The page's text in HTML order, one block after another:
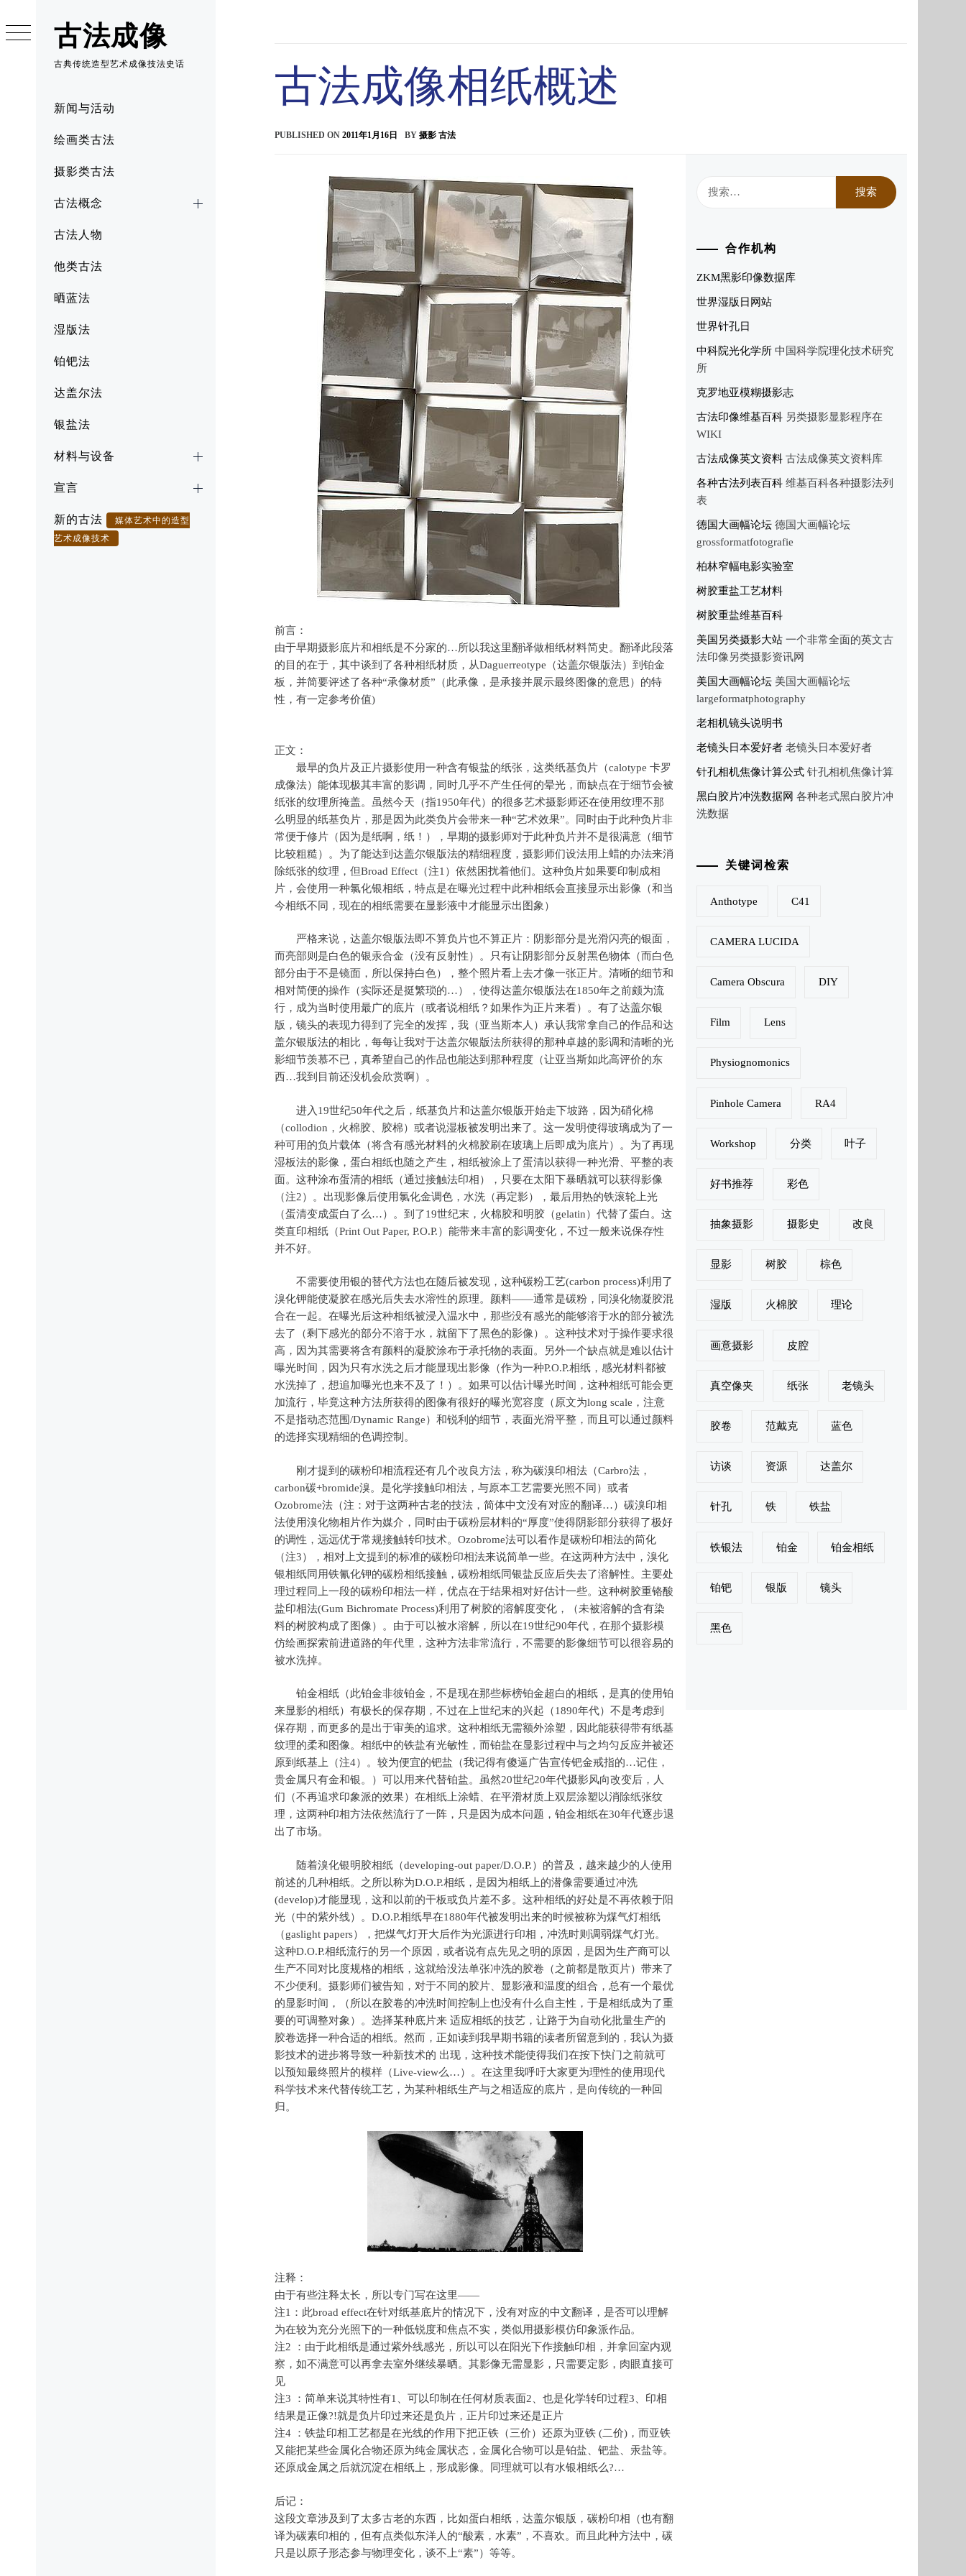
古法成像
古典传统造型艺术成像技法史话
Primary
Menu
新闻与活动
绘画类古法
摄影类古法
古法概念
古法人物
他类古法
晒蓝法
湿版法
铂钯法
达盖尔法
银盐法
材料与设备
宣言
新的古法
媒体艺术中的造型
艺术成像技术
to
content
古法成像相纸概述
PUBLISHED ON2011年1月16日 BY摄影 古法
前言：
由于早期摄影底片和相纸是不分家的…所以我这里翻译做相纸材料简史。翻译此段落
的目的在于，其中谈到了各种相纸材质，从Daguerreotype（达盖尔银版法）到铂金
板，并简要评述了各种“承像材质”（此承像，是承接并展示最终图像的意思）的特
性，有一定参考价值)
正文：
最早的负片及正片摄影使用一种含有银盐的纸张，这类纸基负片（calotype 卡罗
成像法）能体现极其丰富的影调，同时几乎不产生任何的晕光，而缺点在于细节会被
纸张的纹理所掩盖。虽然今天（指1950年代）的很多艺术摄影师还在使用纹理不那
么明显的纸基负片，那是因为此类负片会带来一种“艺术效果”。同时由于此种负片非
常便于修片（因为是纸啊，纸！），早期的摄影师对于此种负片并不是很满意（细节
比较粗糙）。为了能达到达盖尔银版法的精细程度，摄影师们设法用上蜡的办法来消
除纸张的纹理，但Broad Effect（注1）依然困扰着他们。这种负片如果要印制成相
片，会使用一种氯化银相纸，特点是在曝光过程中此种相纸会直接显示出影像（和当
今相纸不同，现在的相纸需要在显影液中才能显示出图象）
严格来说，达盖尔银版法即不算负片也不算正片：阴影部分是光滑闪亮的银面，
而亮部则是白色的银汞合金（没有反射性）。只有让阴影部分反射黑色物体（而白色
部分由于不是镜面，所以保持白色），整个照片看上去才像一张正片。清晰的细节和
相对简便的操作（实际还是挺繁琐的…），使得达盖尔银版法在1850年之前颇为流
行，成为当时使用最广的底片（或者说相纸？如果作为正片来看）。有了达盖尔银
版，镜头的表现力得到了完全的发挥，我（亚当斯本人）承认我常拿自己的作品和达
盖尔银版法的相比，每每让我对于达盖尔银版法所获得的那种卓越的影调和清晰的光
影细节羡慕不已，真希望自己的作品也能达到那种程度（让亚当斯如此高评价的东
西…我到目前还没机会欣赏啊）。
进入19世纪50年代之后，纸基负片和达盖尔银版开始走下坡路，因为硝化棉
（collodion，火棉胶、胶棉）或者说湿板被发明出来了。这一发明使得玻璃成为了一
种可用的负片载体（将含有感光材料的火棉胶刷在玻璃上后即成为底片）。为了再现
湿板法的影像，蛋白相纸也随之产生，相纸被涂上了蛋清以获得一种光滑、平整的表
面。这种涂布蛋清的相纸（通过接触法印相），只要在太阳下暴晒就可以获得影像
（注2）。出现影像后使用氯化金调色，水洗（再定影），最后用热的铁滚轮上光
（蛋清变成蛋白了么…）。到了19世纪末，火棉胶和明胶（gelatin）代替了蛋白。这
类直印相纸（Print Out Paper, P.O.P.）能带来丰富的影调变化，不过一般来说保存性
并不好。
不需要使用银的替代方法也在随后被发现，这种碳粉工艺(carbon process)利用了
溴化钾能使凝胶在感光后失去水溶性的原理。颜料——通常是碳粉，同溴化物凝胶混
合在一起。在曝光后这种相纸被浸入温水中，那些没有感光的能够溶于水的部分被洗
去了（剩下感光的部分不溶于水，就留下了黑色的影像）。这种技术对于操作要求很
高，因为其需要将含有颜料的凝胶涂布于承托物的表面。另外一个缺点就是难以估计
曝光时间，因为只有水洗之后才能显现出影像（作为一种P.O.P.相纸，感光材料都被
水洗掉了，想追加曝光也来不及了！）。如果可以估计曝光时间，这种相纸可能会更
加流行，毕竟这种方法所获得的图像有很好的曝光宽容度（原文为long scale，注意
不是指动态范围/Dynamic Range）和锐利的细节，表面光滑平整，而且可以通过颜料
的选择实现精细的色调控制。
刚才提到的碳粉印相流程还有几个改良方法，称为碳溴印相法（Carbro法，
carbon碳+bromide溴。是化学接触印相法，与原本工艺需要光照不同）或者
Ozobrome法（注：对于这两种古老的技法，简体中文没有对应的翻译…）碳溴印相
法使用溴化物相片作为媒介，同时由于碳粉层材料的“厚度”使得阴影部分获得了极好
的调性，远远优于常规接触转印技术。Ozobrome法可以看作是碳粉印相法的简化
（注3），相对上文提到的标准的碳粉印相法来说简单一些。在这两种方法中，溴化
银相纸同用铁氰化钾的碳粉相纸接触，碳粉相纸同银盐反应后失去了溶解性。主要处
理过程同上一段的碳粉印相法一样，优点在于结果相对好估计一些。这种树胶重铬酸
盐印相法(Gum Bichromate Process)利用了树胶的溶解度变化，（未被溶解的含有染
料的树胶构成了图像）。由于可以被水溶解，所以在19世纪90年代，在那个摄影模
仿绘画探索前进道路的年代里，这种方法非常流行，不需要的影像细节可以很容易的
被水洗掉。
铂金相纸（此铂金非彼铂金，不是现在那些标榜铂金超白的相纸，是真的使用铂
来显影的相纸）有极长的保存期，不过在上世纪末的兴起（1890年代）不是考虑到
保存期，而更多的是出于审美的追求。这种相纸无需额外涂塑，因此能获得带有纸基
纹理的柔和图像。相纸中的铁盐有光敏性，而铂盐在显影过程中与之均匀反应并被还
原到纸基上（注4）。较为便宜的钯盐（我记得有傻逼广告宣传钯金戒指的…记住，
贵金属只有金和银。）可以用来代替铂盐。虽然20世纪20年代摄影风向改变后，人
们（不再追求印象派的效果）在相纸上涂蜡、在平滑材质上双层涂塑以消除纸张纹
理，这两种印相方法依然流行了一阵，只是因为成本问题，铂金相纸在30年代逐步退
出了市场。
随着溴化银明胶相纸（developing-out paper/D.O.P.）的普及，越来越少的人使用
前述的几种相纸。之所以称为D.O.P.相纸，是因为相纸上的潜像需要通过冲洗
(develop)才能显现，这和以前的干板或负片差不多。这种相纸的好处是不再依赖于阳
光（中的紫外线）。D.O.P.相纸早在1880年代被发明出来的时候被称为煤气灯相纸
（gaslight papers），把煤气灯开大后作为光源进行印相，冲洗时则调弱煤气灯光。
这种D.O.P.相纸流行的另一个原因，或者说有点先见之明的原因，是因为生产商可以
生产不同对比度规格的相纸，这就给没法单张冲洗的胶卷（之前都是散页片）带来了
不少便利。摄影师们被告知，对于不同的胶片、显影液和温度的组合，总有一个最优
的显影时间，（所以在胶卷的冲洗时间控制上也没有什么自主性，于是相纸成为了重
要的可调整对象）。选择某种底片来 适应相纸的技艺，让路于为自动化批量生产的
胶卷选择一种合适的相纸。然而，正如读到我早期书籍的读者所留意到的，我认为摄
影技术的进步将导致一种新技术的 出现，这种技术能使得我们在按下快门之前就可
以预知最终照片的模样（Live-view么…）。在这里我呼吁大家更为理性的使用现代
科学技术来代替传统工艺，为某种相纸生产与之相适应的底片，是向传统的一种回
归。
注释：
由于有些注释太长，所以专门写在这里——
注1：此broad effect在针对纸基底片的情况下，没有对应的中文翻译，是否可以理解
为在较为充分光照下的一种低锐度和焦点不实，类似用摄影模仿印象派作品。
注2 ：由于此相纸是通过紫外线感光，所以可以在阳光下作接触印相，并拿回室内观
察，如不满意可以再拿去室外继续暴晒。其影像无需显影，只需要定影，肉眼直接可
见
注3 ：简单来说其特性有1、可以印制在任何材质表面2、也是化学转印过程3、印相
结果是正像?!就是负片印过来还是负片，正片印过来还是正片
注4 ：铁盐印相工艺都是在光线的作用下把正铁（三价）还原为亚铁 (二价)，而亚铁
又能把某些金属化合物还原为纯金属状态，金属化合物可以是铂盐、钯盐、汞盐等。
还原成金属之后就沉淀在相纸上，形成影像。同理就可以有水银相纸么?…
后记：
这段文章涉及到了太多古老的东西，比如蛋白相纸，达盖尔银版，碳粉印相（也有翻
译为碳素印相的，但有点类似东洋人的“酸素，水素”，不喜欢。而且此种方法中，碳
只是以原子形态参与物理变化，谈不上“素”）等等。
合作机构
ZKM黑影印像数据库
世界湿版日网站
世界针孔日
中科院光化学所中国科学院理化技术研究
所
克罗地亚模糊摄影志
古法印像维基百科另类摄影显影程序在
WIKI
古法成像英文资料古法成像英文资料库
各种古法列表百科维基百科各种摄影法列
表
德国大画幅论坛德国大画幅论坛
grossformatfotografie
柏林窄幅电影实验室
树胶重盐工艺材料
树胶重盐维基百科
美国另类摄影大站一个非常全面的英文古
法印像另类摄影资讯网
美国大画幅论坛美国大画幅论坛
largeformatphotography
老相机镜头说明书
老镜头日本爱好者老镜头日本爱好者
针孔相机焦像计算公式针孔相机焦像计算
黑白胶片冲洗数据网 各种老式黑白胶片冲
洗数据
关键词检索
Anthotype C41
CAMERA LUCIDA
Camera Obscura DIY
Film Lens
Physiognomonics
Pinhole Camera RA4
Workshop 分类 叶子
好书推荐 彩色
抽象摄影 摄影史 改良
显影 树胶 棕色
湿版 火棉胶 理论
画意摄影 皮腔
真空像夹 纸张 老镜头
胶卷 范戴克 蓝色
访谈 资源 达盖尔
针孔 铁 铁盐
铁银法 铂金 铂金相纸
铂钯 银版 镜头
黑色